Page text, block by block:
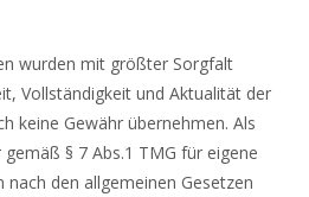
wurden mit größter Sorgfalt
Vollständigkeit und Aktualität der
keine Gewähr übernehmen. Als
§ 7 Abs.1 TMG für eigene
nach den allgemeinen Gesetzen